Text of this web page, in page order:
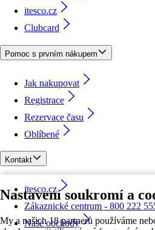
Nastavení soukromí a
My a našich 18 partnerů používáme
itesco.cz
Clubcard
Pomoc s prvním nákupem
Jak nakupovat
Registrace
Rezervace času
Oblíbené
Kontakt
itesco.cz
Zákaznické centrum - 800 222
Naše obchody